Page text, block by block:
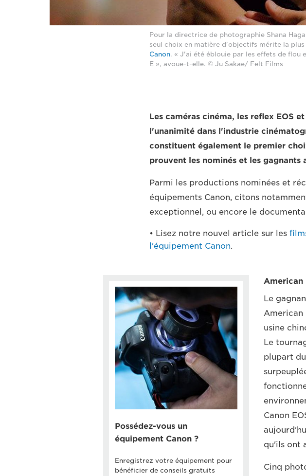
Pour la directrice de photographie Shana
seul choix en matière d'objectifs mérite la
Canon. « J'ai été éblouie par les effets de
E », avoue-t-elle. © Ju Sakae/ Felt Films
Les caméras cinéma, les reflex EOS
l'unanimité dans l'industrie
constituent également le premier
prouvent les nominés et les gagnants
Parmi les productions nominées et
équipements Canon, citons
exceptionnel, ou encore le
• Lisez notre nouvel article sur les
l'équipement Canon.
Possédez-vous un
équipement Canon ?
Enregistrez votre équipement pour
bénéficier de conseils gratuits
American
Le
American
usine
Le
plupart
Canon
qu'ils ont
Cinq